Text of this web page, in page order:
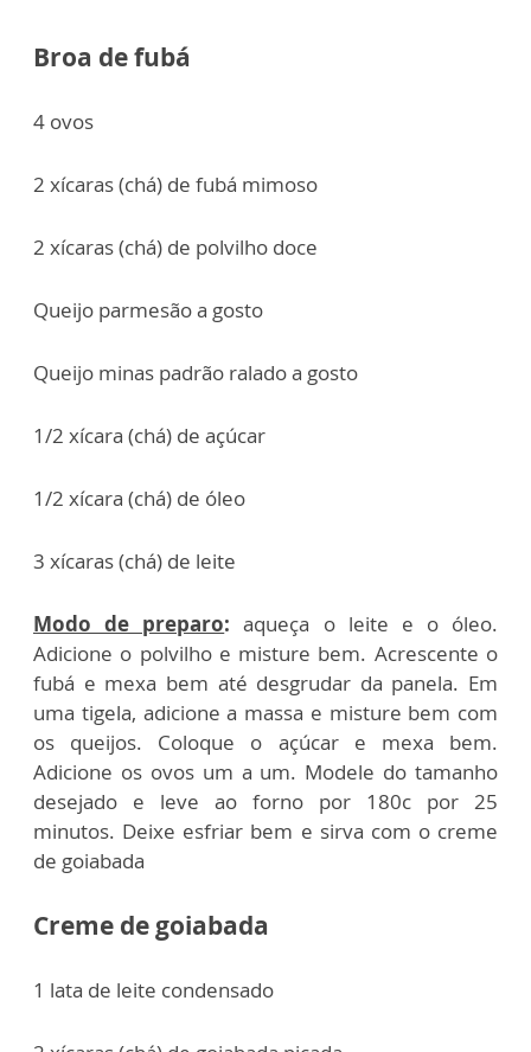
Broa de fubá
4 ovos
2 xícaras (chá) de fubá mimoso
2 xícaras (chá) de polvilho doce
Queijo parmesão a gosto
Queijo minas padrão ralado a gosto
1/2 xícara (chá) de açúcar
1/2 xícara (chá) de óleo
3 xícaras (chá) de leite
Modo de preparo:aqueça o leite e o óleo.
Adicione o polvilho e misture bem. Acrescente o
fubá e mexa bem até desgrudar da panela. Em
uma tigela, adicione a massa e misture bem com
os queijos. Coloque o açúcar e mexa bem.
Adicione os ovos um a um. Modele do tamanho
desejado e leve ao forno por 180c por 25
minutos. Deixe esfriar bem e sirva com o creme
de goiabada
Creme de goiabada
1 lata de leite condensado